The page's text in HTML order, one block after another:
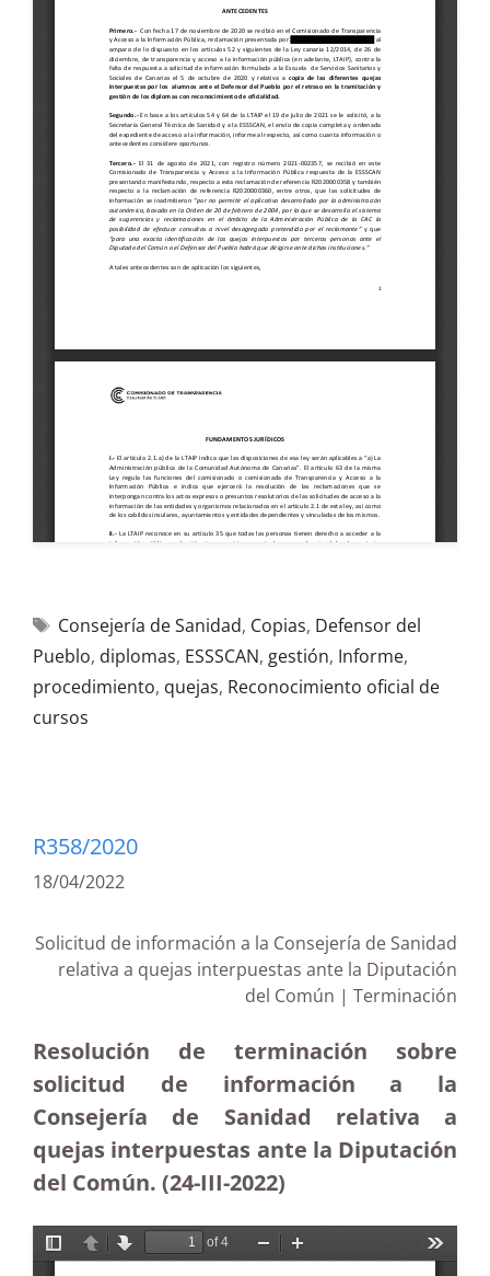
Consejería de Sanidad, Copias, Defensor del
Pueblo, diplomas, ESSSCAN, gestión, Informe,
procedimiento, quejas, Reconocimiento oficial de
cursos
R358/2020
18/04/2022
Solicitud de información a la Consejería de Sanidad
relativa a quejas interpuestas ante la Diputación
del Común | Terminación
Resolución de terminación sobre
solicitud de información a la
Consejería de Sanidad relativa a
quejas interpuestas ante la Diputación
del Común. (24-III-2022)